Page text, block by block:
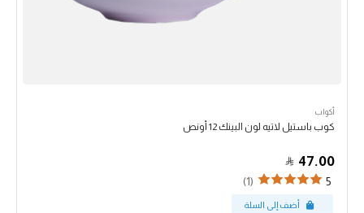
أكواب
كوب باستيل لاتيه لون البينك 12 أونص
47.00
5
(1)